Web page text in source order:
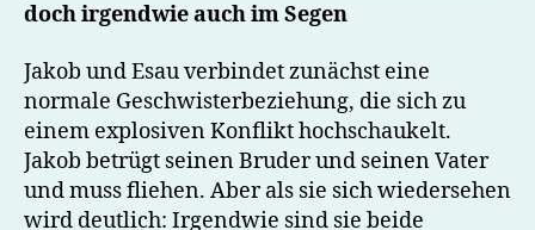
doch irgendwie auch im Segen
Jakob und Esau verbindet zunächst eine
normale Geschwisterbeziehung, die sich zu
einem explosiven Konflikt hochschaukelt.
Jakob betrügt seinen Bruder und seinen Vater
und muss fliehen. Aber als sie sich wiedersehen
wird deutlich: Irgendwie sind sie beide